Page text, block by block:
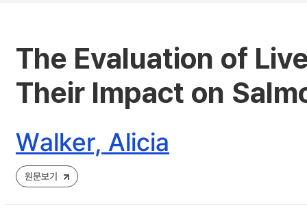
The Evaluation of
Their Impact on
Walker, Alicia
원문보기